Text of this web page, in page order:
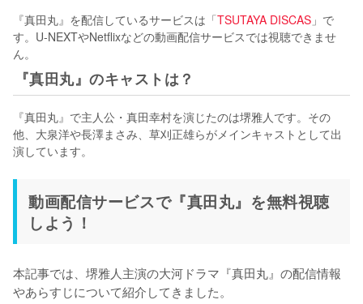
『真田丸』を配信しているサービスは「TSUTAYA DISCAS 」で
す。U-NEXTやNetflixなどの動画配信サービスでは視聴できませ
ん。
『真田丸』のキャストは？
『真田丸』で主人公・真田幸村を演じたのは堺雅人です。その
他、大泉洋や長澤まさみ、草刈正雄らがメインキャストとして出
演しています。
動画配信サービスで『真田丸』を無料視聴
しよう！
本記事では、堺雅人主演の大河ドラマ『真田丸』の配信情報
やあらすじについて紹介してきました。